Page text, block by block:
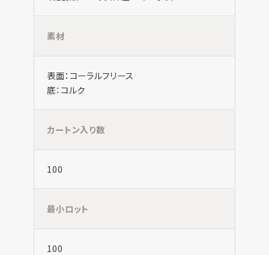
素材
表面：コーラルフリース
底：コルク
カートン入り数
100
最小ロット
100